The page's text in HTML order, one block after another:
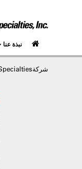
نبذة عنا
شركةAmerican Specialties